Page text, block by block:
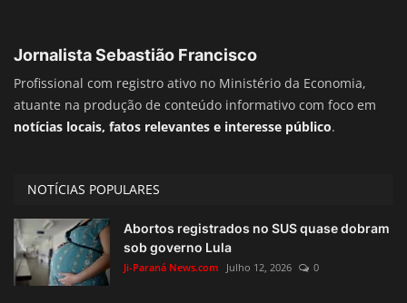
Jornalista Sebastião Francisco
Profissional com registro ativo no Ministério da Economia,
atuante na produção de conteúdo informativo com foco em
notícias locais, fatos relevantes e interesse público.
NOTÍCIAS POPULARES
Abortos registrados no SUS quase dobram
sob governo Lula
Ji-Paraná News.com Julho 12, 2026 0